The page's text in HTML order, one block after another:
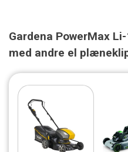
Gardena PowerMax
med andre el